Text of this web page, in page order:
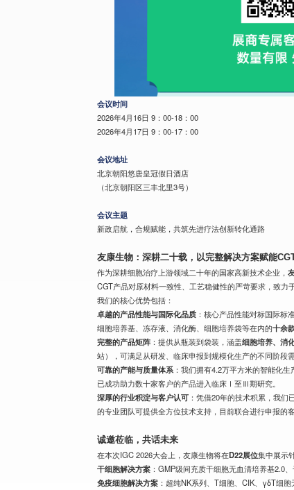
会议时间
2026年4月16日 9：00-18：00
2026年4月17日 9：00-17：00
会议地址
北京朝阳悠唐皇冠假日酒店
（北京朝阳区三丰北里3号）
会议主题
新政启航，合规赋能，共筑先进疗法创新转化通路
友康生物：深耕二十载，以完整解决方案赋能
作为深耕细胞治疗上游领域二十年的国家高新技术企业，
CGT产品对原材料一致性、工艺稳健性的严苛要求，致力
我们的核心优势包括：
卓越的产品性能与国际化品质 ：核心产品性能对标国际标
细胞培养基、冻存液、消化酶、细胞培养袋等在内的十余
完整的产品矩阵 ：提供从瓶装到袋装，涵盖细胞培养、消
站），可满足从研发、临床申报到规模化生产的不同阶段
可靠的产能与质量体系 ：我们拥有4.2万平方米的智能化
已成功助力数十家客户的产品进入临床Ⅰ至Ⅲ期研究。
深厚的行业积淀与客户认可 ：凭借20年的技术积累，我
的专业团队可提供全方位技术支持，目前联合进行申报的
诚邀莅临，共话未来
在本次IGC 2026大会上，友康生物将在D22展位集中展示
干细胞解决方案 ：GMP级间充质干细胞无血清培养基2.0
免疫细胞解决方案 ：超纯NK系列、T细胞、CIK、γδT细